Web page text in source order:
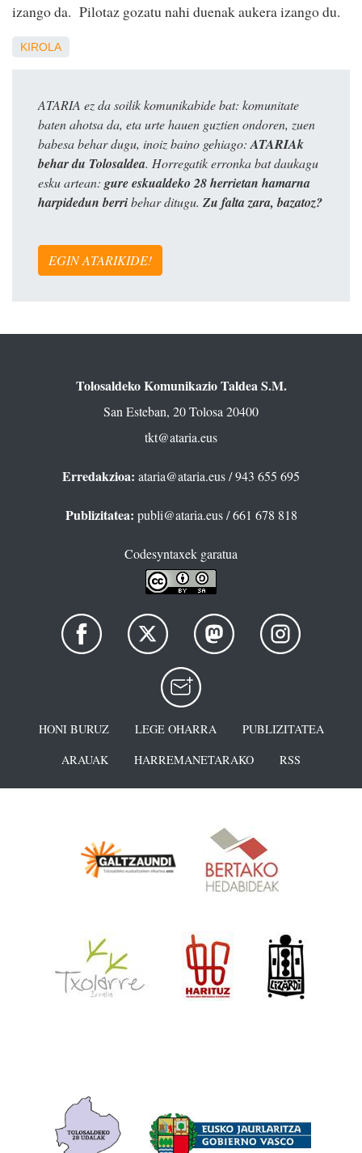
izango da. Pilotaz gozatu nahi duenak aukera izango du.
KIROLA
ATARIA ez da soilik komunikabide bat: komunitate
baten ahotsa da, eta urte hauen guztien ondoren, zuen
babesa behar dugu, inoiz baino gehiago: ATARIAk
behar du Tolosaldea. Horregatik erronka bat daukagu
esku artean: gure eskualdeko 28 herrietan hamarna
harpidedun berribehar ditugu. Zu falta zara, bazatoz?
EGIN ATARIKIDE!
Tolosaldeko Komunikazio Taldea S.M.
San Esteban, 20 Tolosa 20400
tkt@ataria.eus
Erredakzioa: ataria@ataria.eus/ 943 655 695
Publizitatea: publi@ataria.eus/ 661 678 818
Codesyntaxek garatua
HONI BURUZ LEGE OHARRA
PUBLIZITATEA
ARAUAK
HARREMANETARAKO RSS